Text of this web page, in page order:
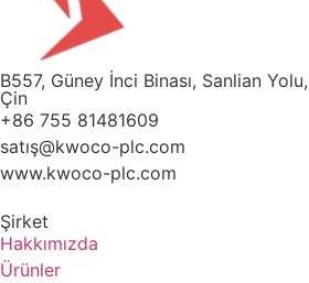
B557, Güney İnci Binası, Sanlian
Çin
+86 755 81481609
satış@kwoco-plc.com
www.kwoco-plc.com
Şirket
Hakkımızda
Ürünler